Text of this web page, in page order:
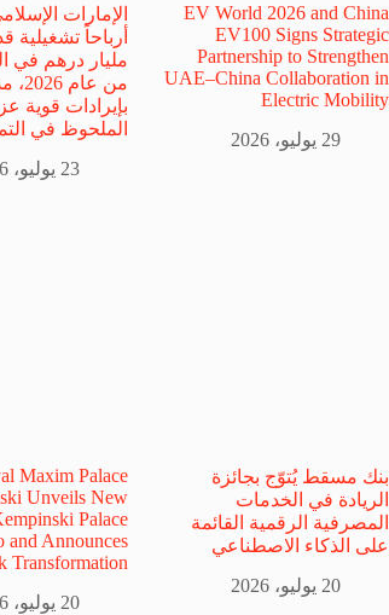
EV World 2026 and China
EV100 Signs Strategic
Partnership to Strengthen
UAE–China Collaboration in
Electric Mobility
29 يوليو، 2026
الإمارات
مليار درهم في
من
بإيرادات قوية
الملحوظ في
23 يوليو، 2026
بنك مسقط يُتوّج بجائزة
الريادة في الخدمات
المصرفية الرقمية القائمة
على الذكاء الاصطناعي
20 يوليو، 2026
Maxim Palace
Unveils New
Palace
and Announces
Transformation
20 يوليو، 2026